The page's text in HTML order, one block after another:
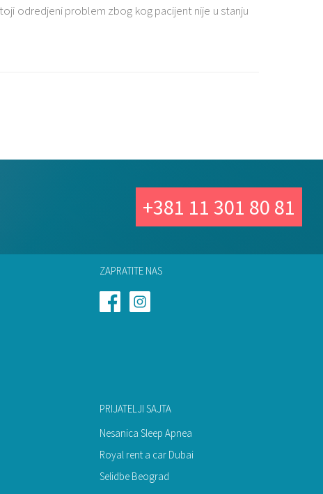
odredjeni problem zbog kog pacijent nije u stanju
+381 11 301 80 81
ZAPRATITE NAS
PRIJATELJI SAJTA
Nesanica Sleep Apnea
Royal rent a car Dubai
Selidbe Beograd